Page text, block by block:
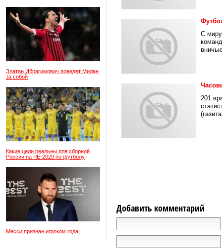
Златан Ибрагимович поведет Милан
за собой
Какие цели реальны для сборной
России на ЧЕ-2020 по футболу
Месси признан игроком года!
С миру
201
Добавить комментарий